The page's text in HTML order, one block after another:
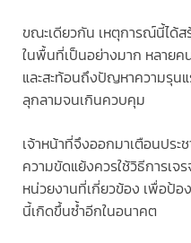
ขณะเดียวกัน เหตุการณ์นี้ได้ส
ในพื้นที่เป็นอย่างมาก หลายค
และสะท้อนถึงปัญหาความรุน
ลุกลามจนเกินควบคุม
เจ้าหน้าที่จึงออกมาเตือนประ
ความขัดแย้งควรใช้วิธีการเจ
หน่วยงานที่เกี่ยวข้อง เพื่อป้
นี้เกิดขึ้นซ้ำอีกในอนาคต